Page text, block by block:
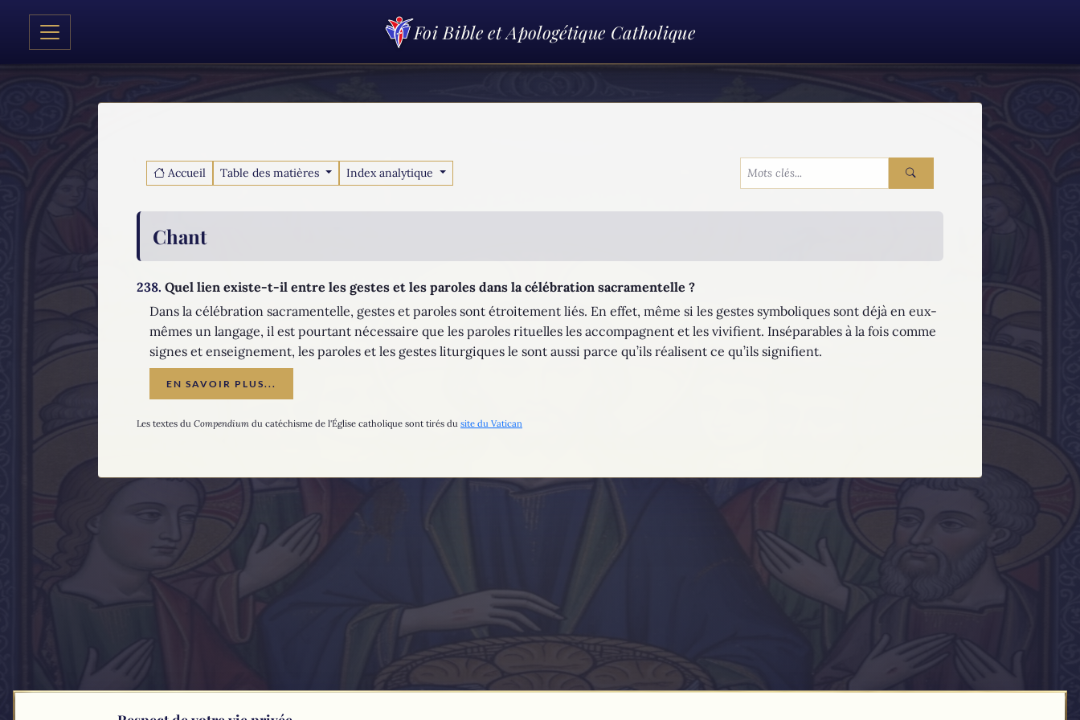
Foi Bible et Apologétique Catholique
Accueil Table des matières Index analytique
Chant
238. Quel lien existe-t-il entre les gestes et les paroles dans la célébration sacramentelle ?
Dans la célébration sacramentelle, gestes et paroles sont étroitement liés. En effet, même si les gestes symboliques sont déjà en eux-
mêmes un langage, il est pourtant nécessaire que les paroles rituelles les accompagnent et les vivifient. Inséparables à la fois comme
signes et enseignement, les paroles et les gestes liturgiques le sont aussi parce qu’ils réalisent ce qu’ils signifient.
EN SAVOIR PLUS...
Les textes du Compendium du catéchisme de l'Église catholique sont tirés du site du Vatican